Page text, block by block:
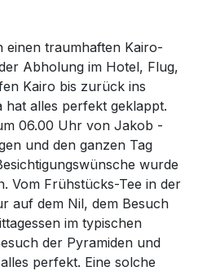
einen traumhaften Kairo-
Abholung im Hotel, Flug,
Kairo bis zurück ins
alles perfekt geklappt.
06.00 Uhr von Jakob -
und den ganzen Tag
wurde
Vom Frühstücks-Tee in der
auf dem Nil, dem Besuch
im typischen
der Pyramiden und
perfekt. Eine solche